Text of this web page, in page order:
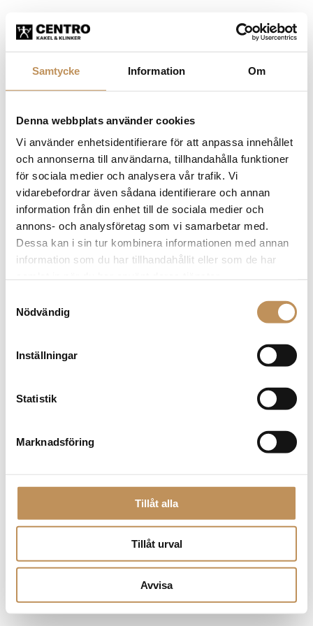
Samtycke Information Om
Denna webbplats använder cookies
Vi använder enhetsidentifierare för att anpassa innehållet
och annonserna till användarna, tillhandahålla funktioner
för sociala medier och analysera vår trafik. Vi
vidarebefordrar även sådana identifierare och annan
information från din enhet till de sociala medier och
annons- och analysföretag som vi samarbetar med.
Dessa kan i sin tur kombinera informationen med annan
information som du har tillhandahållit eller som de har
Nödvändig
Inställningar
Statistik
Marknadsföring
Tillåt alla
Tillåt urval
Avvisa
Application error: a client-side exception has occurred (see the
browser console for more information)